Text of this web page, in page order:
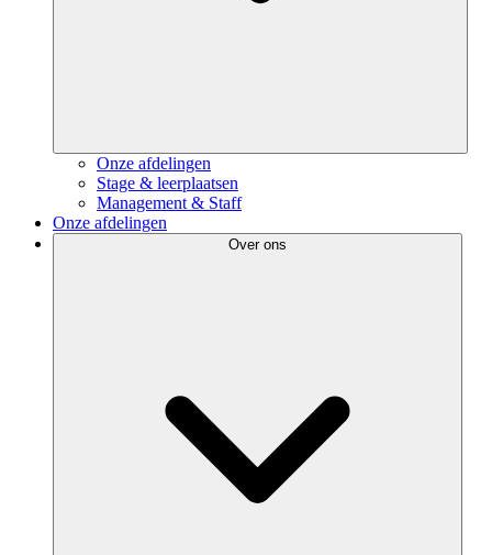
Onze afdelingen
Stage & leerplaatsen
Management & Staff
Onze afdelingen
Over ons